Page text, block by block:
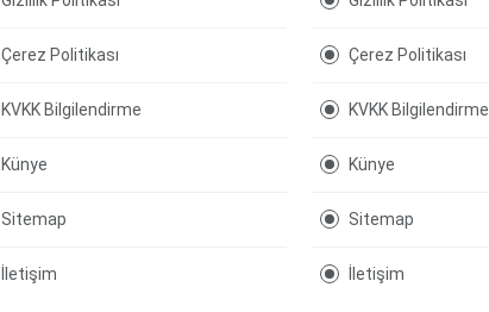
Çerez Politikası
KVKK Bilgilendirme
Künye
Sitemap
İletişim
Çerez Politikası
KVKK Bilgilendirme
Künye
Sitemap
İletişim